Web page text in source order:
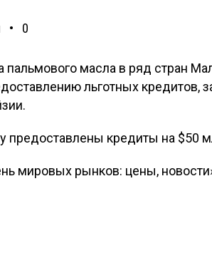
0
масла в ряд стран
льготных кредитов,
предоставлены кредиты на $50
мировых рынков: цены,